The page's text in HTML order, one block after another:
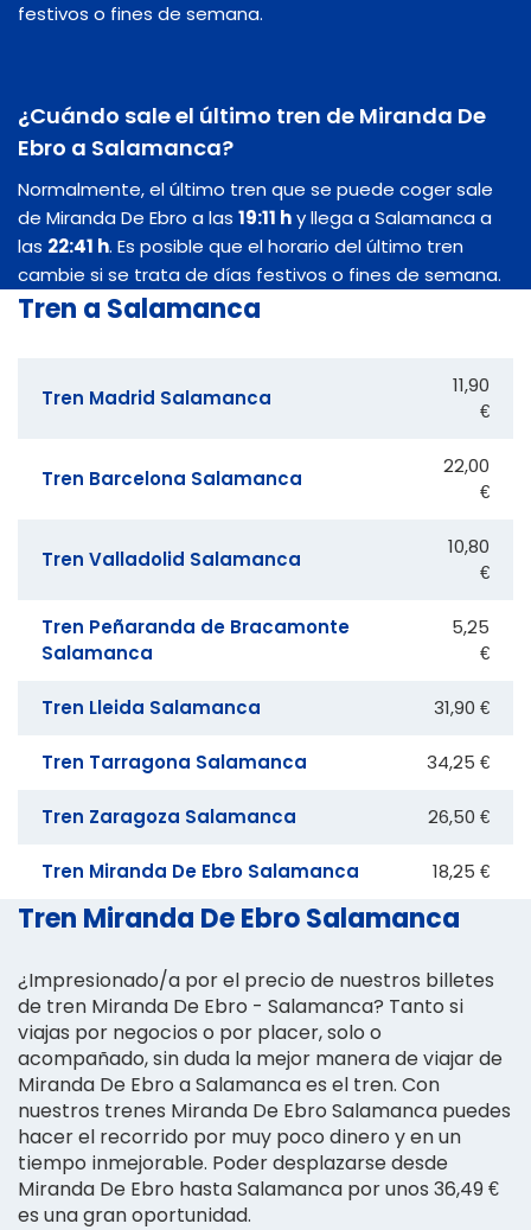
festivos o fines de semana.
¿Cuándo sale el último tren de Miranda De
Ebro a Salamanca?
Normalmente, el último tren que se puede coger sale
de Miranda De Ebro a las 19:11 hy llega a Salamanca a
las 22:41 h. Es posible que el horario del último tren
cambie si se trata de días festivos o fines de semana.
Tren a Salamanca
Tren Madrid Salamanca
11,90
€
Tren Barcelona Salamanca
22,00
€
Tren Valladolid Salamanca
10,80
€
Tren Peñaranda de Bracamonte
Salamanca
5,25
€
Tren Lleida Salamanca 31,90 €
Tren Tarragona Salamanca 34,25 €
Tren Zaragoza Salamanca 26,50 €
Tren Miranda De Ebro Salamanca 18,25 €
Tren Miranda De Ebro Salamanca
¿Impresionado/a por el precio de nuestros billetes
de tren Miranda De Ebro - Salamanca? Tanto si
viajas por negocios o por placer, solo o
acompañado, sin duda la mejor manera de viajar de
Miranda De Ebro a Salamanca es el tren. Con
nuestros trenes Miranda De Ebro Salamanca puedes
hacer el recorrido por muy poco dinero y en un
tiempo inmejorable. Poder desplazarse desde
Miranda De Ebro hasta Salamanca por unos 36,49 €
es una gran oportunidad.